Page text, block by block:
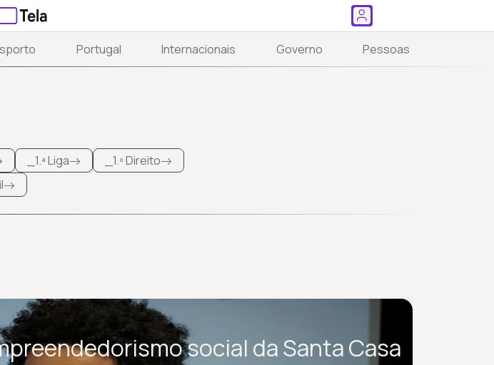
Portugal Internacionais Governo Pessoas
_1.ª Liga
_1.º Direito
social da Santa Casa